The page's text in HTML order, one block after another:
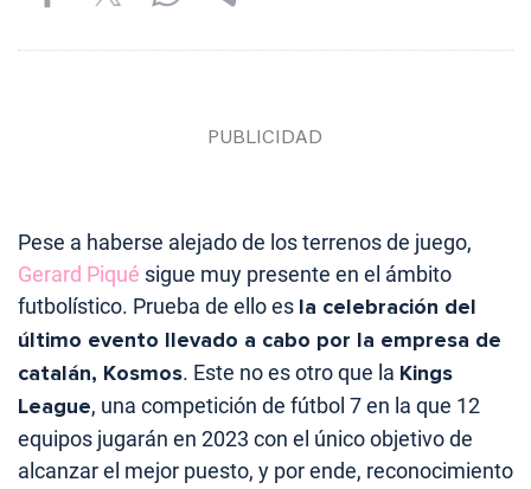
Pese a haberse alejado de los terrenos de juego,
Gerard Piqué sigue muy presente en el ámbito
futbolístico. Prueba de ello es la celebración del
último evento llevado a cabo por la empresa de
catalán, Kosmos. Este no es otro que la Kings
League, una competición de fútbol 7 en la que 12
equipos jugarán en 2023 con el único objetivo de
alcanzar el mejor puesto, y por ende, reconocimiento